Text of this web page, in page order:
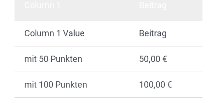
Column 1 Value Beitrag
mit 50 Punkten 50,00 €
mit 100 Punkten 100,00 €